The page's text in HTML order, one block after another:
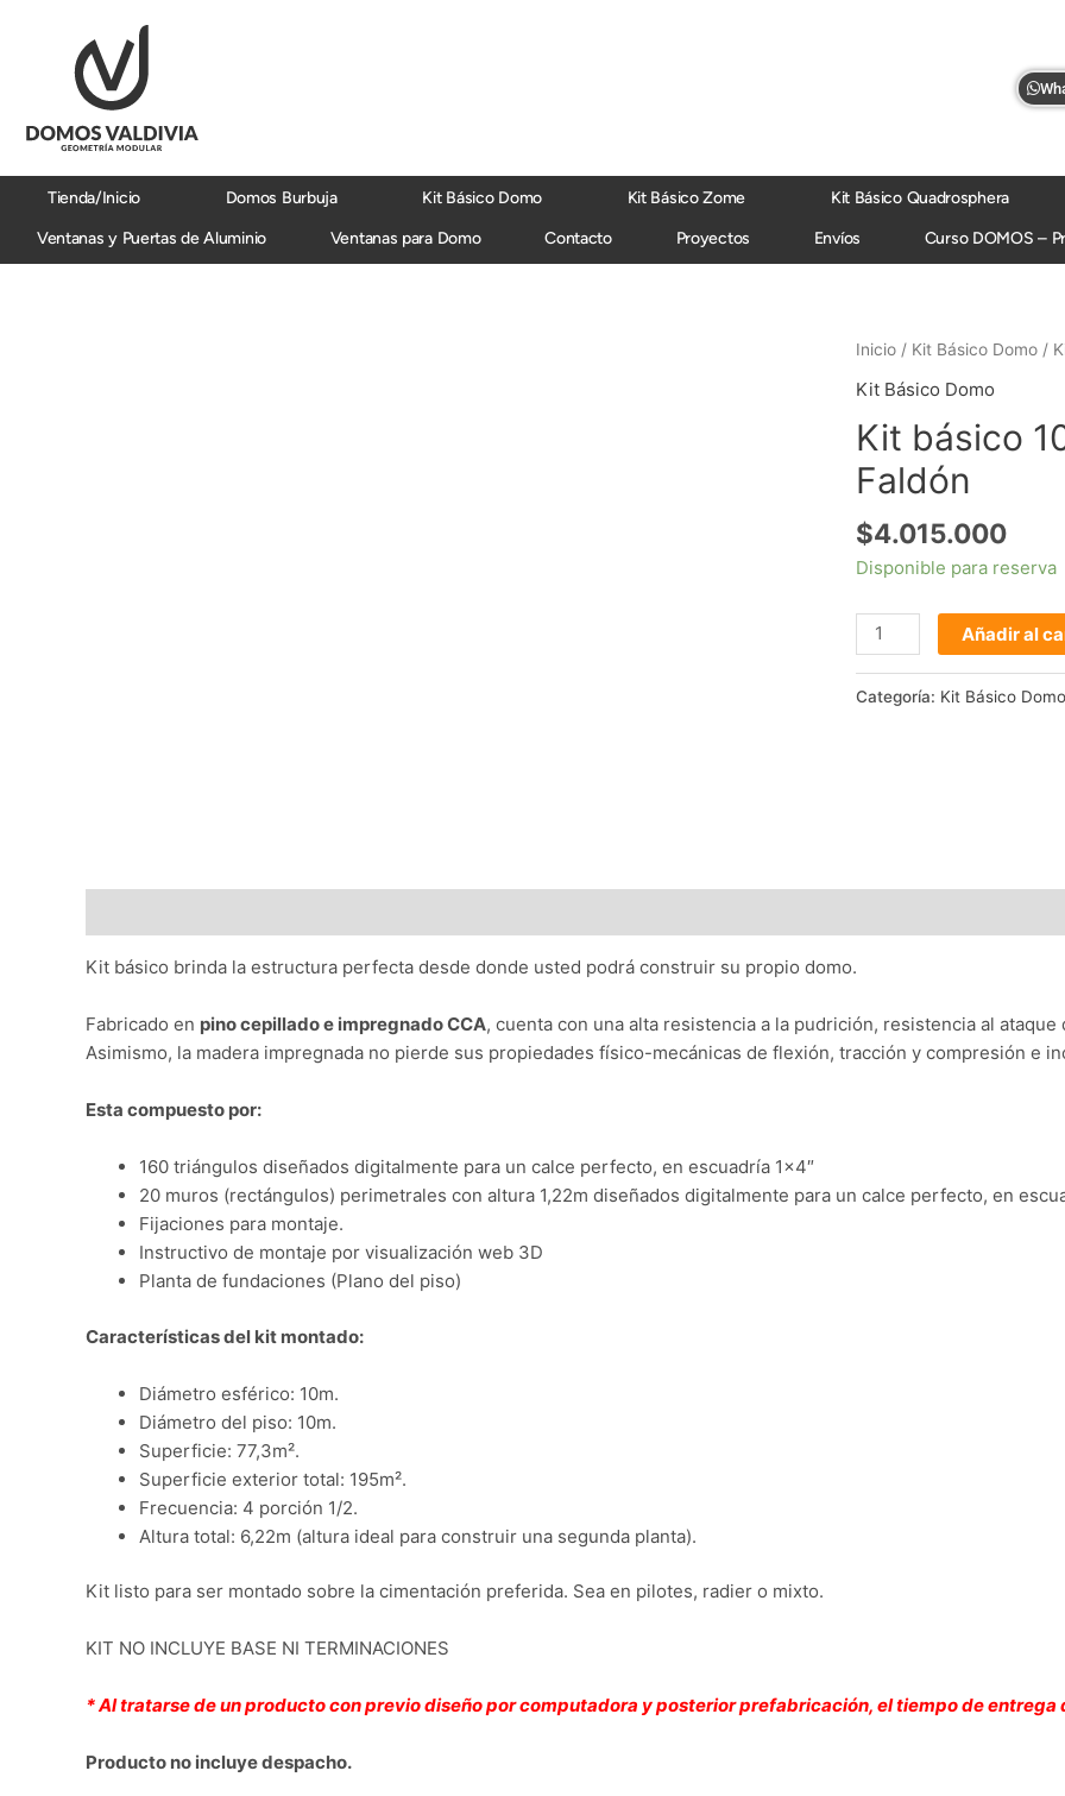
contenido
Tienda/Inicio Domos Burbuja Kit Básico Domo Kit Básico Zome Kit Básico Quadrosphera
Ventanas y Puertas de Aluminio
Ventanas para Domo Contacto Proyectos Envíos Curso DOMOS –
Inicio / Kit Básico Domo /
Kit Básico Domo
Kit básico
Faldón
$4.015.000
Disponible para reserva
Kit
básico
diámetro
V4
(77,3m2)
+
Faldón
cantidad
Añadir al
Categoría: Kit Básico Domo
Kit básico brinda la estructura perfecta desde donde usted podrá construir su propio domo.
Fabricado en pino cepillado e impregnado CCA, cuenta con una alta resistencia a la pudrición, resistencia al
Asimismo, la madera impregnada no pierde sus propiedades físico-mecánicas de flexión, tracción y compresión e
Esta compuesto por:
160 triángulos diseñados digitalmente para un calce perfecto, en escuadría 1×4″
20 muros (rectángulos) perimetrales con altura 1,22m diseñados digitalmente para un calce perfecto, en
Fijaciones para montaje.
Instructivo de montaje por visualización web 3D
Planta de fundaciones (Plano del piso)
Características del kit montado:
Diámetro esférico: 10m.
Diámetro del piso: 10m.
Superficie: 77,3m².
Superficie exterior total: 195m².
Frecuencia: 4 porción 1/2.
Altura total: 6,22m (altura ideal para construir una segunda planta).
Kit listo para ser montado sobre la cimentación preferida. Sea en pilotes, radier o mixto.
KIT NO INCLUYE BASE NI TERMINACIONES
* Al tratarse de un producto con previo diseño por computadora y posterior prefabricación, el tiempo de entrega
Producto no incluye despacho.